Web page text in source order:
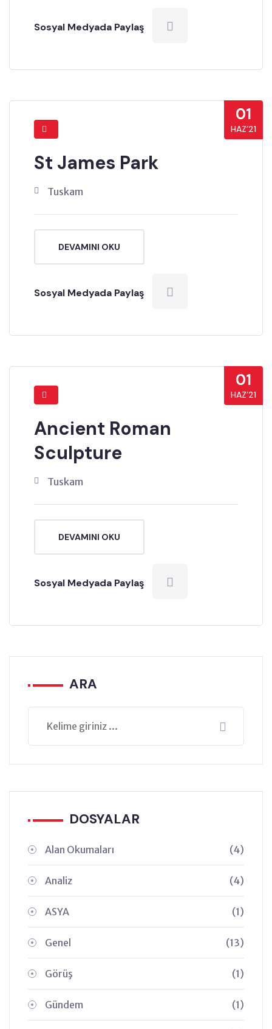
Sosyal Medyada Paylaş
01
HAZ’21
St James Park
Tuskam
DEVAMINI OKU
Sosyal Medyada Paylaş
01
HAZ’21
Ancient Roman
Sculpture
Tuskam
DEVAMINI OKU
Sosyal Medyada Paylaş
ARA
DOSYALAR
Alan Okumaları (4)
Analiz (4)
ASYA (1)
Genel (13)
Görüş (1)
Gündem (1)